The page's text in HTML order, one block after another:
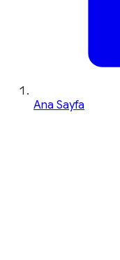
Ana Sayfa